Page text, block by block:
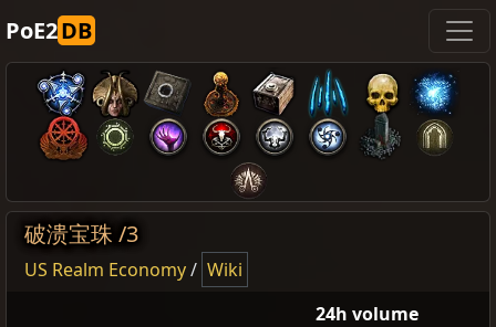
PoE2DB
破溃宝珠 /3
US Realm Economy/ Wiki
24h volume